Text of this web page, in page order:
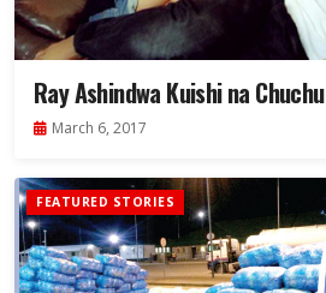
Ray Ashindwa Kuishi na Chuchu
March 6, 2017
FEATURED STORIES